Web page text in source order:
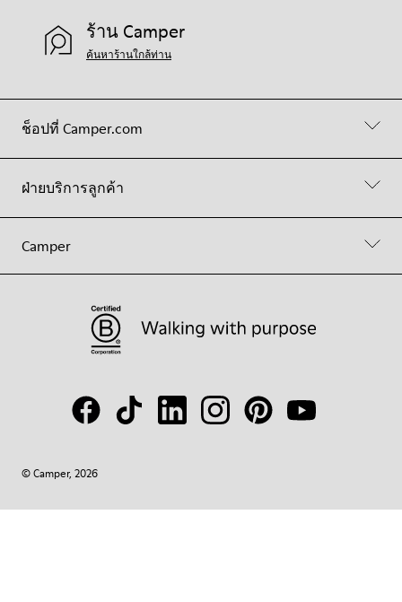
ช็อปที่ Camper.com
ฝ่ายบริการลูกค้า
Camper
ร้าน Camper
ค้นหาร้านใกล้ท่าน
© Camper, 2026